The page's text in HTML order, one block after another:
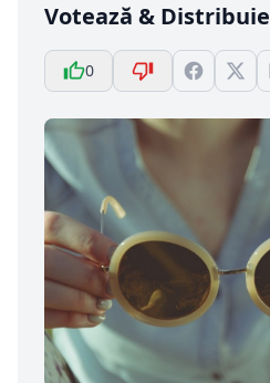
Votează & Distribuie
0